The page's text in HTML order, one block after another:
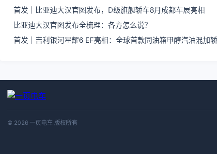
首发｜比亚迪大汉官图发布，D级旗舰轿车8月成都车展亮相
比亚迪大汉官图发布全梳理：各方怎么说？
首发｜吉利银河星耀6 EF亮相：全球首款同油箱甲醇汽油混加
© 2026 一页电车 版权所有